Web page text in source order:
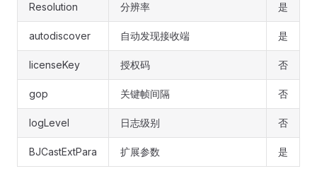
Resolution 分辨率 是
autodiscover 自动发现接收端 是
licenseKey 授权码 否
gop 关键帧间隔 否
logLevel 日志级别 否
BJCastExtPara 扩展参数 是